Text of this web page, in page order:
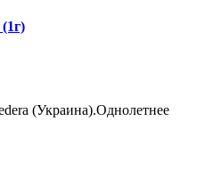
(Украина).Однолетнее